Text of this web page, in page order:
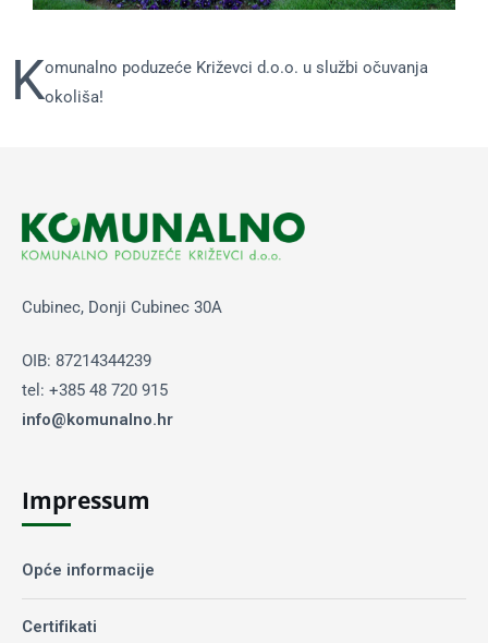
Komunalno poduzeće Križevci d.o.o. u službi očuvanja
okoliša!
Cubinec, Donji Cubinec 30A
OIB: 87214344239
tel: +385 48 720 915
info@komunalno.hr
Impressum
Opće informacije
Certifikati